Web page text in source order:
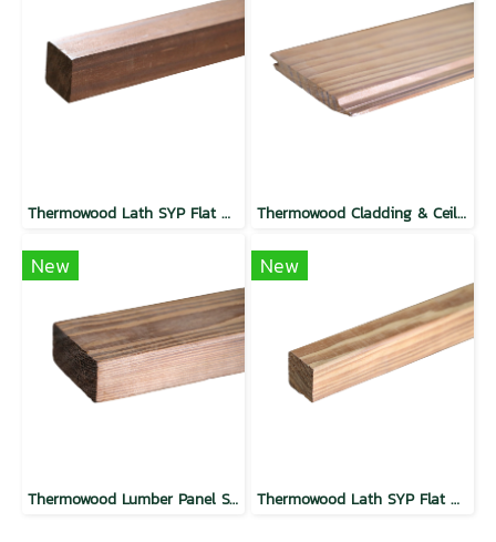
Thermowood Lath SYP Flat Mocha Thermowood Cladding & Ceilling SYP Weather Groove Mocha
New
Thermowood Lumber Panel SYP Flat Mocha
New
Thermowood Lath SYP Flat Butterscotch